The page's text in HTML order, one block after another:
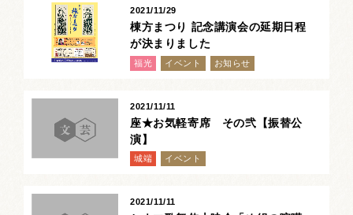
南砺文化地図
写真館
NANTO Wiki
お問い合わせ
2021/11/29
棟方まつり 記念講演会の延期日程
が決まりました
福光 イベント お知らせ
2021/11/11
座★お気軽寄席 その弐【振替公
演】
城端 イベント
2021/11/11